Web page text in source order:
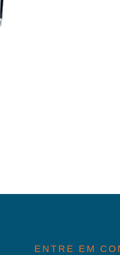
ENTRE EM